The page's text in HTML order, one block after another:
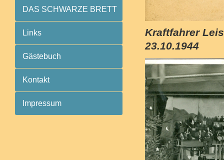
DAS SCHWARZE BRETT
Links
Gästebuch
Kontakt
Impressum
Kraftfahrer
23.10.1944